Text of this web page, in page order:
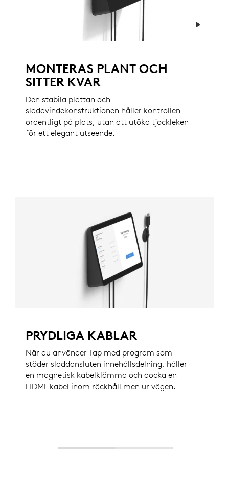
MONTERAS PLANT OCH
SITTER KVAR
Den stabila plattan och
sladdvindekonstruktionen håller kontrollen
ordentligt på plats, utan att utöka tjockleken
för ett elegant utseende.
PRYDLIGA KABLAR
När du använder Tap med program som
stöder sladdansluten innehållsdelning, håller
en magnetisk kabelklämma och docka en
HDMI-kabel inom räckhåll men ur vägen.